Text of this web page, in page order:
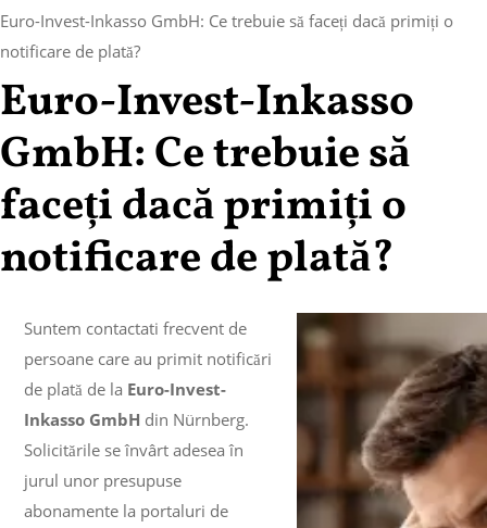
Euro-Invest-Inkasso GmbH: Ce trebuie să faceți dacă primiți o
notificare de plată?
Euro-Invest-Inkasso
GmbH: Ce trebuie să
faceți dacă primiți o
notificare de plată?
Suntem contactati frecvent de
persoane care au primit notificări
de plată de la Euro-Invest-
Inkasso GmbH din Nürnberg.
Solicitările se învârt adesea în
jurul unor presupuse
abonamente la portaluri de